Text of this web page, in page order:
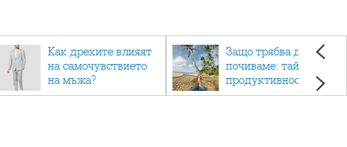
Как дрехите влияят
на самочувствието
на мъжа?
Защо трябва да си
почиваме: тайната на
продуктивността,
здравето и добрия